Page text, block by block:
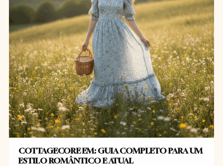
COTTAGECORE EM: GUIA COMPLETO PARA UM
ESTILO ROMÂNTICO E ATUAL